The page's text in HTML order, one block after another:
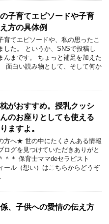
子育てエピソードや子育
方の具体例
育てエピソードや、私の思ったこ
した。 というか、SNSで投稿し
んまです。 ちょっと補足を加えた
面白い読み物として、そして何か
がおすすめ。授乳クッシ
のお座りとしても使える
ますよ。
方へ★ 世の中にたくさんある情報
ログを見つけていただきありがと
＾＊ 保育士ママdeセラピスト
ール（想い）はこちらからどうぞ
、子供への愛情の伝え方